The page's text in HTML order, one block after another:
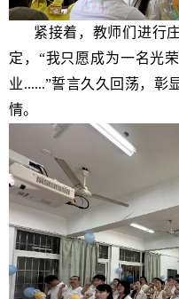
紧接着，教师们进行
定，“我只愿成为一名光
业......”誓言久久回荡，彰
情。